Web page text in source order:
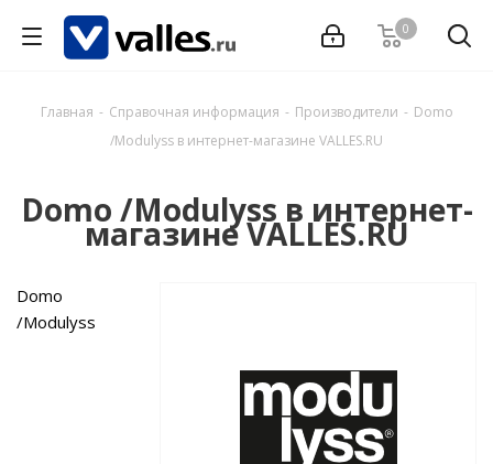
0
Главная - Справочная информация - Производители - Domo
/Modulyss в интернет-магазине VALLES.RU
Domo /Modulyss в интернет-
магазине VALLES.RU
Domo
/Modulyss